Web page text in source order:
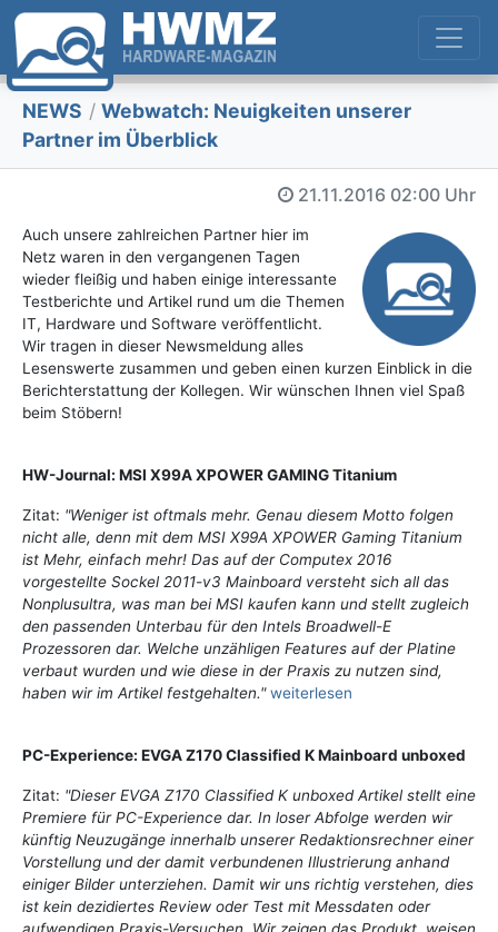
NEWS / Webwatch: Neuigkeiten unserer
Partner im Überblick
21.11.2016 02:00 Uhr
Auch unsere zahlreichen Partner hier im
Netz waren in den vergangenen Tagen
wieder fleißig und haben einige interessante
Testberichte und Artikel rund um die Themen
IT, Hardware und Software veröffentlicht.
Wir tragen in dieser Newsmeldung alles
Lesenswerte zusammen und geben einen kurzen Einblick in die
Berichterstattung der Kollegen. Wir wünschen Ihnen viel Spaß
beim Stöbern!
HW-Journal: MSI X99A XPOWER GAMING Titanium
Zitat: "Weniger ist oftmals mehr. Genau diesem Motto folgen
nicht alle, denn mit dem MSI X99A XPOWER Gaming Titanium
ist Mehr, einfach mehr! Das auf der Computex 2016
vorgestellte Sockel 2011-v3 Mainboard versteht sich all das
Nonplusultra, was man bei MSI kaufen kann und stellt zugleich
den passenden Unterbau für den Intels Broadwell-E
Prozessoren dar. Welche unzähligen Features auf der Platine
verbaut wurden und wie diese in der Praxis zu nutzen sind,
haben wir im Artikel festgehalten." weiterlesen
PC-Experience: EVGA Z170 Classified K Mainboard unboxed
Zitat: "Dieser EVGA Z170 Classified K unboxed Artikel stellt eine
Premiere für PC-Experience dar. In loser Abfolge werden wir
künftig Neuzugänge innerhalb unserer Redaktionsrechner einer
Vorstellung und der damit verbundenen Illustrierung anhand
einiger Bilder unterziehen. Damit wir uns richtig verstehen, dies
ist kein dezidiertes Review oder Test mit Messdaten oder